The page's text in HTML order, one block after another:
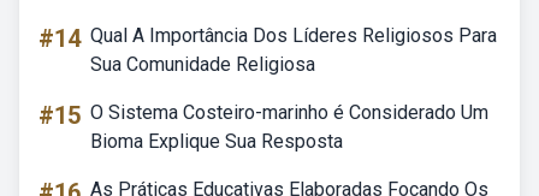
#14 Qual A Importância Dos Líderes Religiosos Para
Sua Comunidade Religiosa
#15 O Sistema Costeiro-marinho é Considerado Um
Bioma Explique Sua Resposta
As Práticas Educativas Elaboradas Focando Os